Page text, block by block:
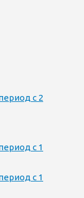
с 2
с 1
с 1